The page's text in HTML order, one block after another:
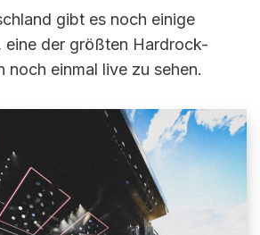
gibt es noch einige
eine der größten Hardrock-
noch einmal live zu sehen.